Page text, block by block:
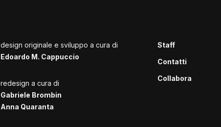
design originale e sviluppo a cura di
Edoardo M. Cappuccio
redesign a cura di
Gabriele Brombin
Anna Quaranta
Staff
Contatti
Collabora